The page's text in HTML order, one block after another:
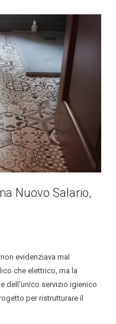
Nuovo Salario,
evidenziava mal
che elettrico, ma la
dell'unico servizio igienico
per ristrutturare il